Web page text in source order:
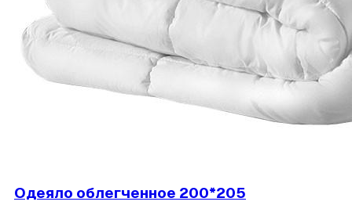
Одеяло облегченное 200*205